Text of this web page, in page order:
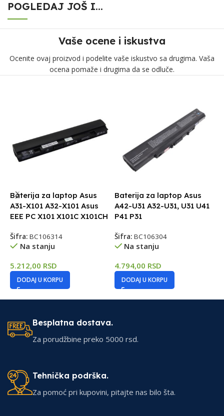
POGLEDAJ JOŠ I...
Vaše ocene i iskustva
Ocenite ovaj proizvod i podelite vaše iskustvo sa drugima. Vaša
ocena pomaže i drugima da se odluče.
Baterija za laptop Asus
A31-X101 A32-X101 Asus
EEE PC X101 X101C X101CH
Šifra: BC106314
Na stanju
5.212,00 RSD
DODAJ U KORPU
Baterija za laptop Asus
A42-U31 A32-U31, U31 U41
P41 P31
Šifra: BC106304
Na stanju
4.794,00 RSD
DODAJ U KORPU
Besplatna dostava.
Za porudžbine preko 5000 rsd.
Tehnička podrška.
Za pomoć pri kupovini, pitajte nas bilo šta.